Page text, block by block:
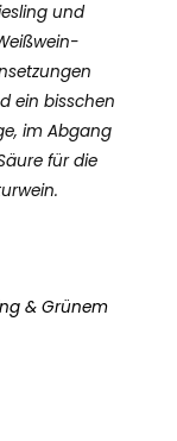
und
ein bisschen
im Abgang
für die
& Grünem